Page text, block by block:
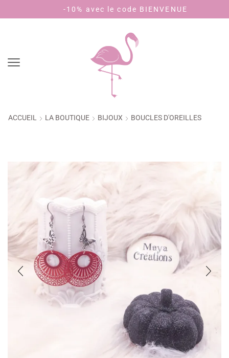
-10% avec le code BIENVENUE
ACCUEIL LA BOUTIQUE BIJOUX BOUCLES D'OREILLES